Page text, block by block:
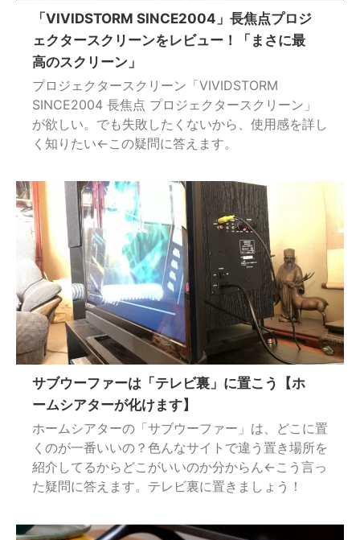
「VIVIDSTORM SINCE2004」長焦点プロジ
ェクタースクリーンをレビュー！「まさに最
高のスクリーン」
プロジェクタースクリーン「VIVIDSTORM
SINCE2004 長焦点 プロジェクタースクリーン」
が欲しい。でも失敗したくないから、使用感を詳し
く知りたい←この疑問に答えます。
サブウーファーは「テレビ裏」に置こう【ホ
ームシアターが化けます】
ホームシアターの「サブウーファー」は、どこに置
くのが一番いいの？色んなサイトで違う置き場所を
紹介してるからどこがいいのか分からん←こう言っ
た疑問に答えます。テレビ裏に置きましょう！